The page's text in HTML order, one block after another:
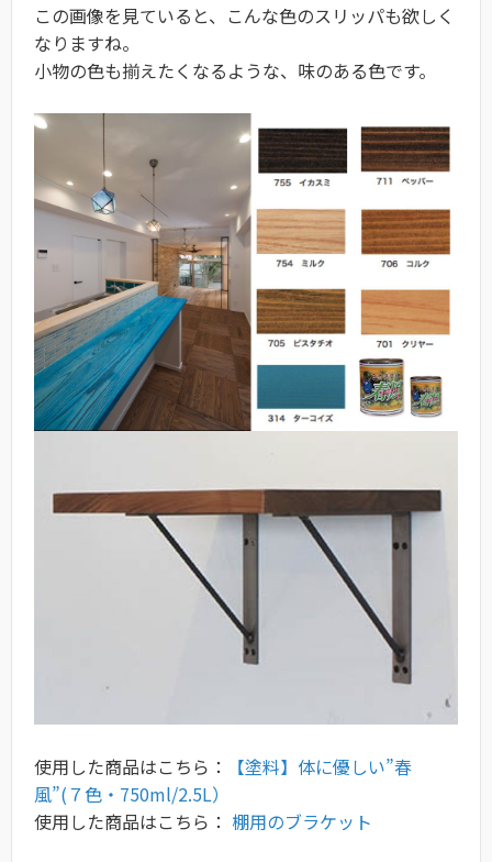
この画像を見ていると、こんな色のスリッパも欲しく
なりますね。
小物の色も揃えたくなるような、味のある色です。
使用した商品はこちら：
【塗料】体に優しい”春
風”(７色・750ml/2.5L）
使用した商品はこちら： 棚用のブラケット